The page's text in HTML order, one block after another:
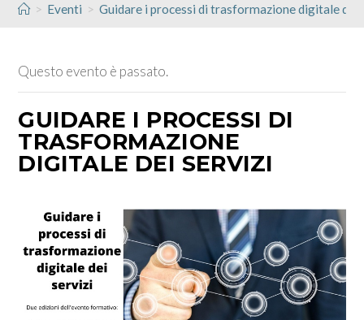
> Eventi > Guidare i processi di trasformazione digitale dei
Questo evento è passato.
GUIDARE I PROCESSI DI
TRASFORMAZIONE
DIGITALE DEI SERVIZI